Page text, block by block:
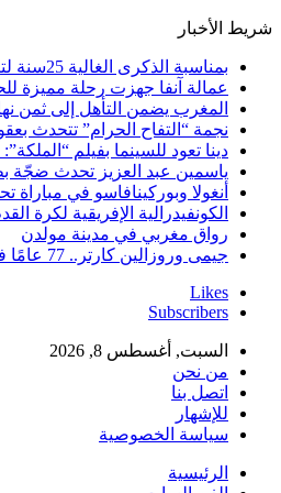
شريط الأخبار
بمناسبة الذكرى الغالية 25سنة لتربع صاحب الجلالة الملك محمد السادس نصره الله على عرش اسلافه المنعمين ؛اقدم هذه القصيدة بعنوان: Mon fidèle Roi Mohammed vI
عمالة آنفا جهزت رحلة مميزة
المغرب يضمن التأهل إلى ثمن نهائي
نجمة “التفاح الحرام” تتحدث
دينا تعود للسينما بفيلم
ياسمين عبد العزيز تحدث ضجّة
أنغولا وبوركينافاسو في مباراة
الكونفيدرالية الإفريقية لكرة
رواق مغربي في مدينة مولدن
جيمى وروزالين كارتر.. 77 عامًا في القفص الذهبي
Likes
Subscribers
السبت, أغسطس 8, 2026
من نحن
اتصل بنا
للإشهار
سياسة الخصوصية
الرئيسية